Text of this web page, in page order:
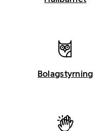
Bolagstyrning